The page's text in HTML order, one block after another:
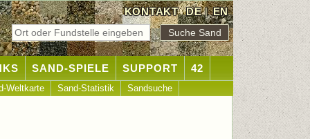
KONTAKT DE|EN
SAND-SPIELE SUPPORT 42
Weltkarte Sand-Statistik Sandsuche